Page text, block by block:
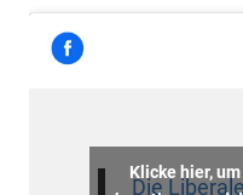
Die
Klicke hier,